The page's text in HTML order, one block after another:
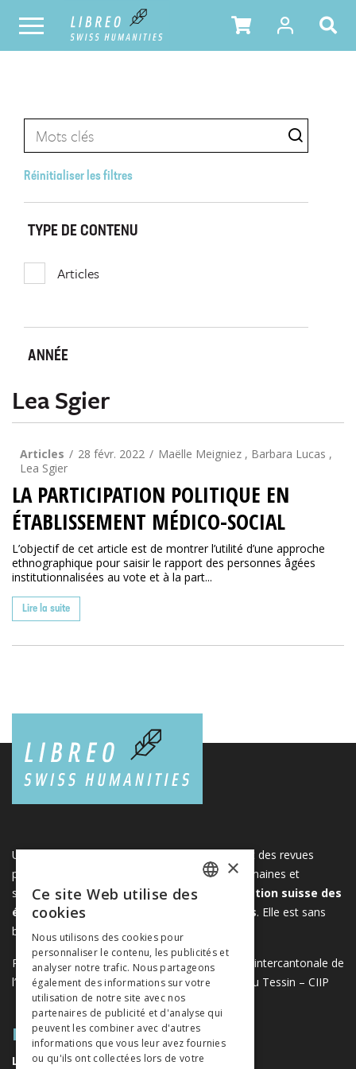
Réinitialiser les filtres
TYPE DE CONTENU
Articles
ANNÉE
Lea Sgier
Articles 28 févr. 2022
Maëlle Meigniez , Barbara Lucas ,
Lea Sgier
LA PARTICIPATION POLITIQUE EN
ÉTABLISSEMENT MÉDICO-SOCIAL
L’objectif de cet article est de montrer l’utilité d’une approche
ethnographique pour saisir le rapport des personnes âgées
institutionnalisées au vote et à la part...
Lire la suite
Une plateforme unique regroupant des livres et des revues
publiés par les éditeurs suisses de sciences humaines et
sociales. Libreo.ch est la propriété de l'
Association suisse des
éditeurs de sciences sociales et humaines. Elle est sans
but lucratif.www.editeurssuisses.ch
Projet réalisé avec le soutien de la Conférence intercantonale de
l’instruction publique de la Suisse romande et du Tessin – CIIP
PLAN DU SITE
LIVRES
ITALIAN
×
Ce site Web utilise des
cookies
Nous utilisons des cookies pour
personnaliser le contenu, les publicités et
analyser notre trafic. Nous partageons
également des informations sur votre
utilisation de notre site avec nos
partenaires de publicité et d'analyse qui
peuvent les combiner avec d'autres
informations que vous leur avez fournies
ou qu'ils ont collectées lors de votre